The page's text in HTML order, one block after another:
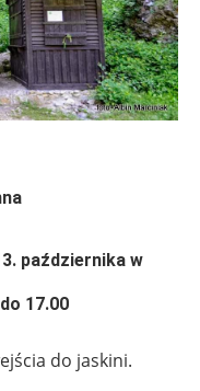
października w
17.00
do jaskini.